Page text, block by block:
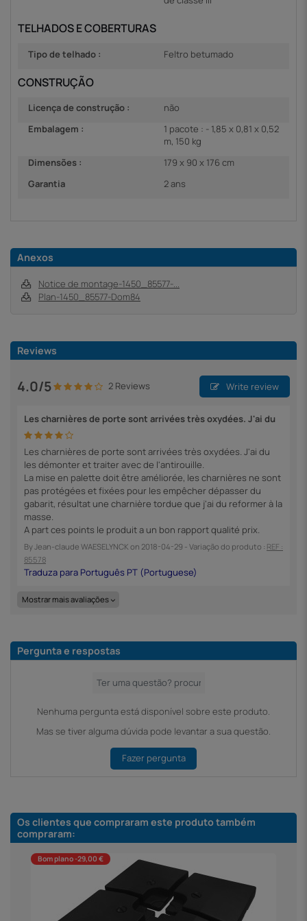
TELHADOS E COBERTURAS
Tipo de telhado : Feltro betumado
CONSTRUÇÃO
Licença de construção :
não
Embalagem :
1 pacote : - 1,85 x 0,81 x 0,52
m, 150 kg
Dimensões :
179 x 90 x 176 cm
Garantia
2 ans
Anexos
Notice de montage-1450_85577-...
Plan-1450_85577-Dom84
Reviews
4.0/5 2 Reviews Write review
Les charnières de porte sont arrivées très oxydées. J'ai du
Les charnières de porte sont arrivées très oxydées. J'ai du
les démonter et traiter avec de l'antirouille.
La mise en palette doit être améliorée, les charnières ne sont
pas protégées et fixées pour les empêcher dépasser du
gabarit, résultat une charnière tordue que j'ai du reformer à la
masse.
A part ces points le produit a un bon rapport qualité prix.
ByJean-claude WAESELYNCK on 2018-04-29 - Variação do produto : REF :
85578
Mostrar mais avaliações
Pergunta e respostas
Nenhuma pergunta está disponível sobre este produto.
Mas se tiver alguma dúvida pode levantar a sua questão.
Fazer pergunta
Os clientes que compraram este produto também
compraram:
Bom plano -29,00 €